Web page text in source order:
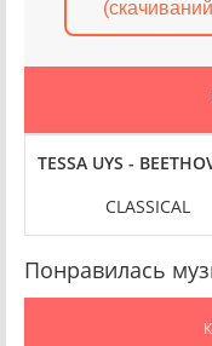
24-BIT HI-RES]
PRELUDES & FUGUES
TESSA UYS -
CLASSICAL
Понравилась